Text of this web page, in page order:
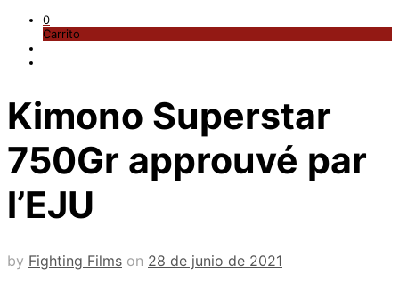
0
Carrito
Kimono Superstar
750Gr approuvé par
l’EJU
by Fighting Films on 28 de junio de 2021